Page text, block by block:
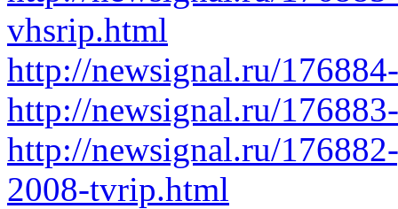
vhsrip.html
http://newsignal.ru/
http://newsignal.ru/
http://newsignal.ru/
2008-tvrip.html